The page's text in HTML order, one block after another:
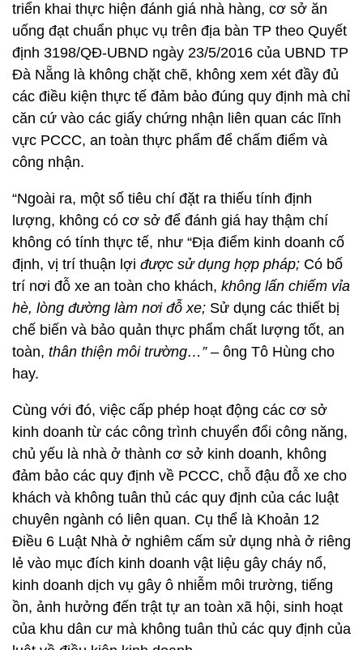
triển khai thực hiện đánh giá nhà hàng, cơ sở ăn
uống đạt chuẩn phục vụ trên địa bàn TP theo Quyết
định 3198/QĐ-UBND ngày 23/5/2016 của UBND TP
Đà Nẵng là không chặt chẽ, không xem xét đầy đủ
các điều kiện thực tế đảm bảo đúng quy định mà chỉ
căn cứ vào các giấy chứng nhận liên quan các lĩnh
vực PCCC, an toàn thực phẩm để chấm điểm và
công nhận.
“Ngoài ra, một số tiêu chí đặt ra thiếu tính định
lượng, không có cơ sở để đánh giá hay thậm chí
không có tính thực tế, như “Địa điểm kinh doanh cố
định, vị trí thuận lợi được sử dụng hợp pháp; Có bố
trí nơi đỗ xe an toàn cho khách, không lấn chiếm vỉa
hè, lòng đường làm nơi đỗ xe; Sử dụng các thiết bị
chế biến và bảo quản thực phẩm chất lượng tốt, an
toàn, thân thiện môi trường…”– ông Tô Hùng cho
hay.
Cùng với đó, việc cấp phép hoạt động các cơ sở
kinh doanh từ các công trình chuyển đổi công năng,
chủ yếu là nhà ở thành cơ sở kinh doanh, không
đảm bảo các quy định về PCCC, chỗ đậu đỗ xe cho
khách và không tuân thủ các quy định của các luật
chuyên ngành có liên quan. Cụ thể là Khoản 12
Điều 6 Luật Nhà ở nghiêm cấm sử dụng nhà ở riêng
lẻ vào mục đích kinh doanh vật liệu gây cháy nổ,
kinh doanh dịch vụ gây ô nhiễm môi trường, tiếng
ồn, ảnh hưởng đến trật tự an toàn xã hội, sinh hoạt
của khu dân cư mà không tuân thủ các quy định của